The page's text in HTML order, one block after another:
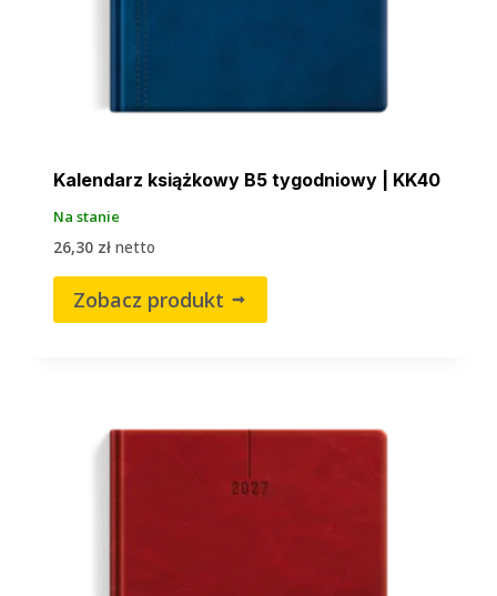
Kalendarz książkowy B5 tygodniowy | KK40
Na stanie
26,30 zł netto
Zobacz produkt